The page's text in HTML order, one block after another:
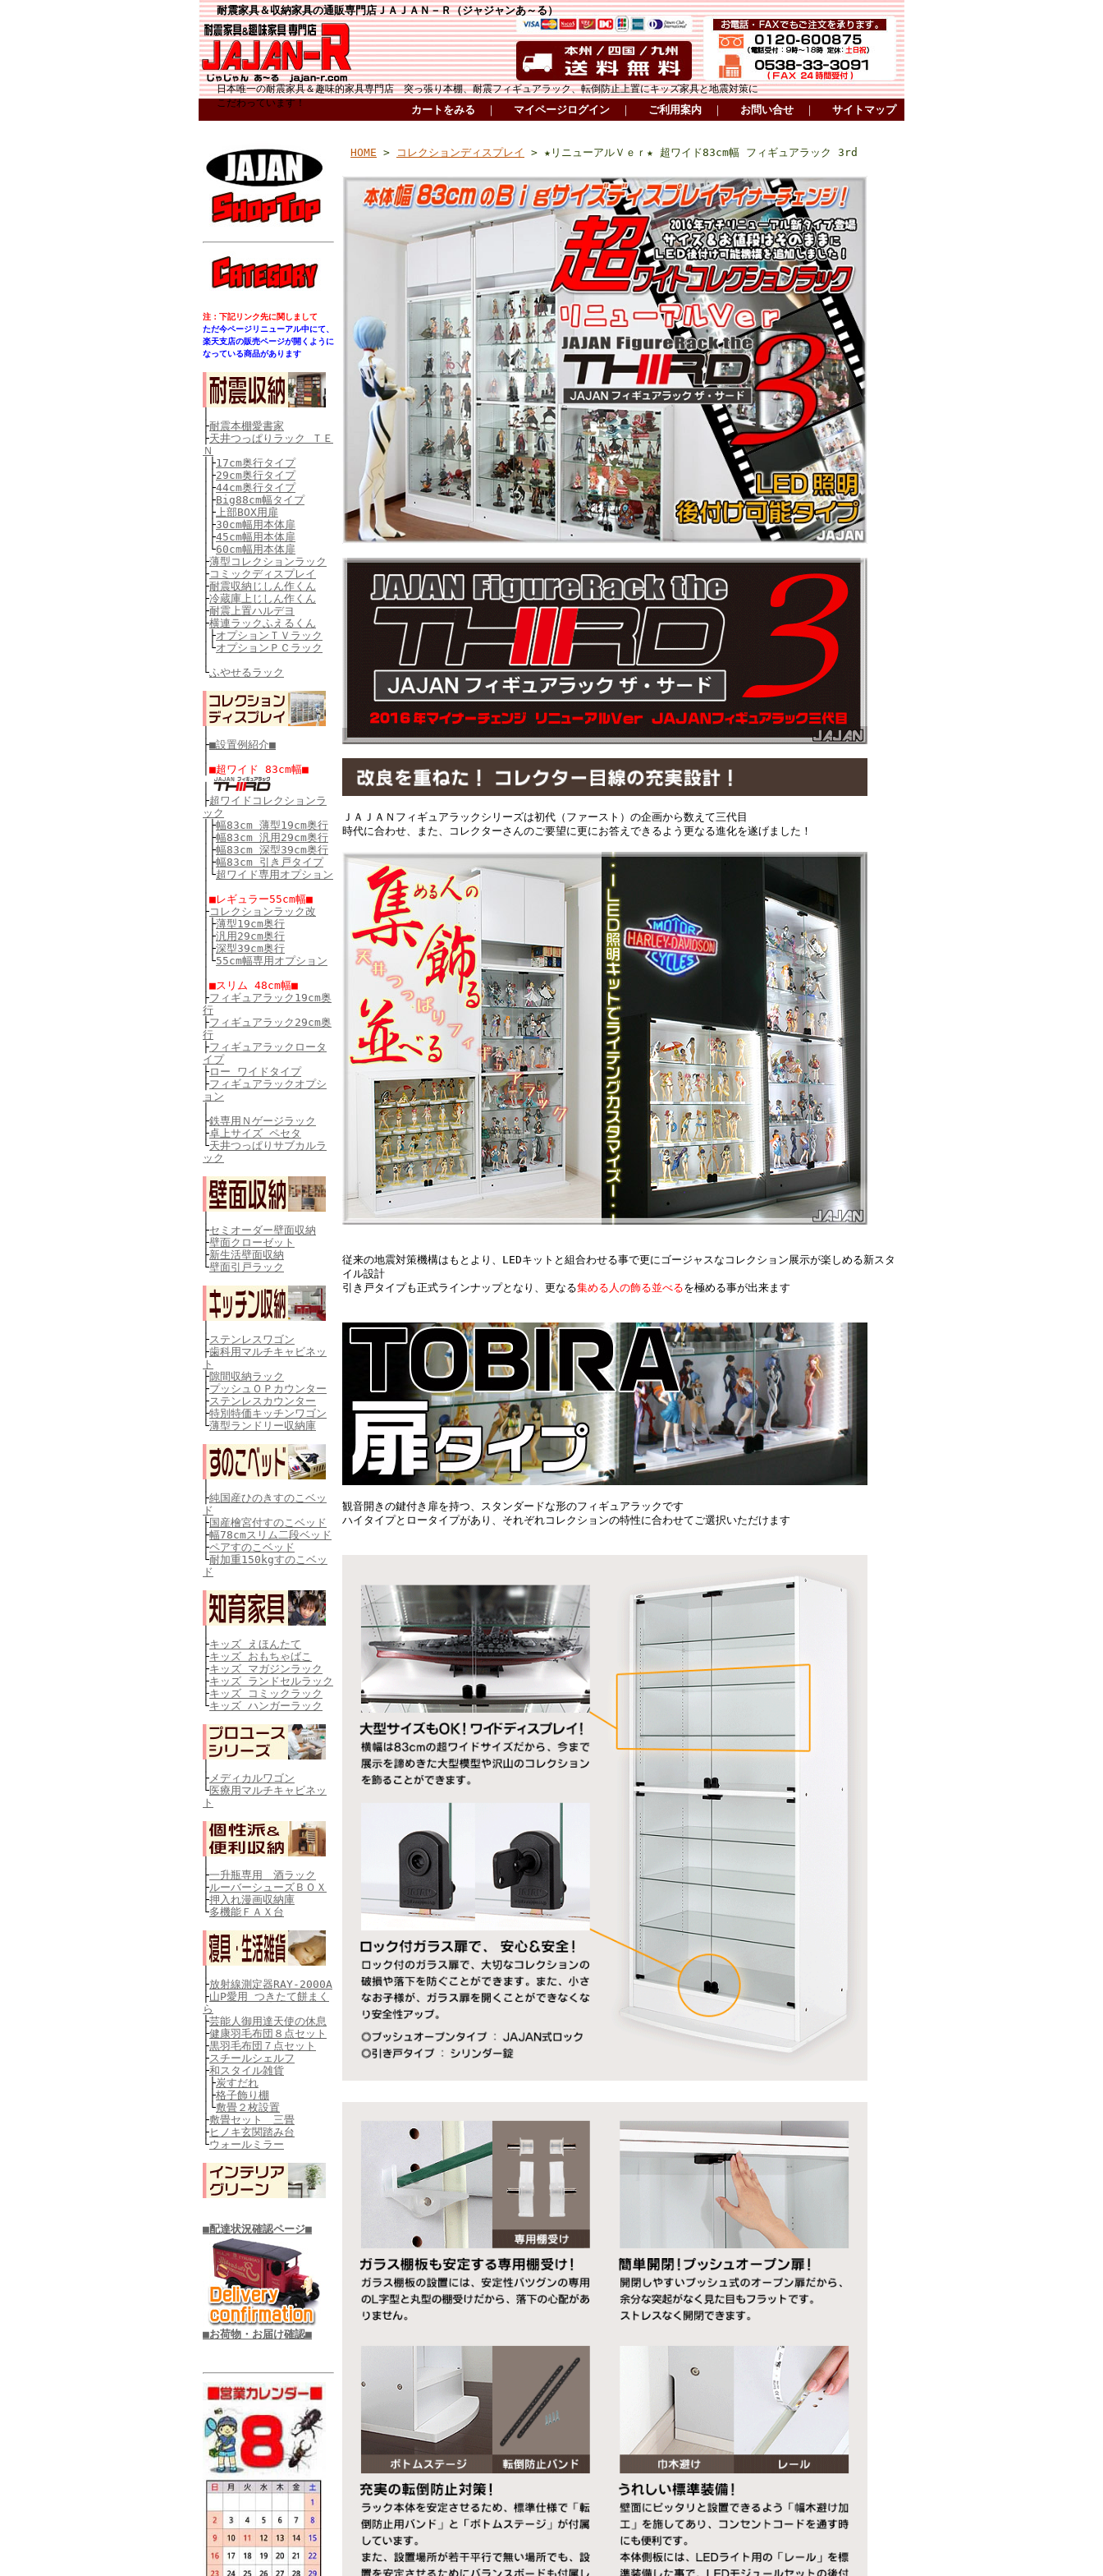
耐震家具＆収納家具の通販専門店ＪＡＪＡＮ－Ｒ（ジャジャンあ～る）
日本唯一の耐震家具＆趣味的家具専門店 突っ張り本棚、耐震フィギュアラック、転倒防止上置にキッズ家具と地震対策に
こだわっています！
カートをみる ｜ マイページログイン ｜ ご利用案内 ｜ お問い合せ ｜ サイトマップ
注：下記リンク先に関しまして
ただ今ページリニューアル中にて、
楽天支店の販売ページが開くように
なっている商品があります
├耐震本棚愛書家
├天井つっぱりラック ＴＥ
Ｎ
├17cm奥行タイプ
├29cm奥行タイプ
├44cm奥行タイプ
├Big88cm幅タイプ
├ 上部BOX用扉
├30cm幅用本体扉
├45cm幅用本体扉
└60cm幅用本体扉
├薄型コレクションラック
├コミックディスプレイ
├耐震収納じしん作くん
├冷蔵庫上じしん作くん
├耐震上置ハルデヨ
├横連ラックふえるくん
├オプションＴＶラック
└オプションＰＣラック
└ふやせるラック
├■設置例紹介■
■超ワイド 83cm幅■
├超ワイドコレクションラ
ック
├幅83cm 薄型19cm奥行
├幅83cm 汎用29cm奥行
├幅83cm 深型39cm奥行
├幅83cm 引き戸タイプ
└超ワイド専用オプション
■レギュラー55cm幅■
├コレクションラック改
├薄型19cm奥行
├汎用29cm奥行
├深型39cm奥行
└55cm幅専用オプション
■スリム 48cm幅■
├フィギュアラック19cm奥
行
├フィギュアラック29cm奥
行
├フィギュアラックロータ
イプ
├ロー ワイドタイプ
├フィギュアラックオプシ
ョン
├鉄専用Ｎゲージラック
├卓上サイズ ペセタ
└天井つっぱりサブカルラ
ック
├セミオーダー壁面収納
├壁面クローゼット
├新生活壁面収納
└壁面引戸ラック
├ステンレスワゴン
├歯科用マルチキャビネッ
ト
├隙間収納ラック
├プッシュＯＰカウンター
├ステンレスカウンター
├特別特価キッチンワゴン
└薄型ランドリー収納庫
├純国産ひのきすのこベッ
ド
├国産檜宮付すのこベッド
├幅78cmスリム二段ベッド
├ペアすのこベッド
└耐加重150kgすのこベッ
ド
├キッズ えほんたて
├キッズ おもちゃばこ
├キッズ マガジンラック
├キッズ ランドセルラック
├キッズ コミックラック
└キッズ ハンガーラック
├ メディカルワゴン
└医療用マルチキャビネッ
ト
├一升瓶専用 酒ラック
├ルーバーシューズＢＯＸ
├押入れ漫画収納庫
└多機能ＦＡＸ台
├放射線測定器RAY-2000A
├山P愛用 つきたて餅まく
ら
├芸能人御用達天使の休息
├健康羽毛布団８点セット
├黒羽毛布団７点セット
├スチールシェルフ
├和スタイル雑貨
│├炭すだれ
│├格子飾り棚
│└敷畳２枚設置
├敷畳セット 三畳
├ヒノキ玄関踏み台
└ウォールミラー
■配達状況確認ページ■
■お荷物・お届け確認■
HOME > コレクションディスプレイ > ★リニューアルＶｅｒ★ 超ワイド83cm幅 フィギュアラック 3rd
ＪＡＪＡＮフィギュアラックシリーズは初代（ファースト）の企画から数えて三代目
時代に合わせ、また、コレクターさんのご要望に更にお答えできるよう更なる進化を遂げました！
従来の地震対策機構はもとより、LEDキットと組合わせる事で更にゴージャスなコレクション展示が楽しめる新スタ
イル設計
引き戸タイプも正式ラインナップとなり、更なる集める人の飾る並べるを極める事が出来ます
観音開きの鍵付き扉を持つ、スタンダードな形のフィギュアラックです
ハイタイプとロータイプがあり、それぞれコレクションの特性に合わせてご選択いただけます